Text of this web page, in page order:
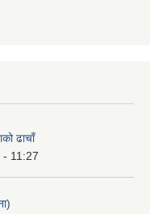
ढाचाँ
11:27